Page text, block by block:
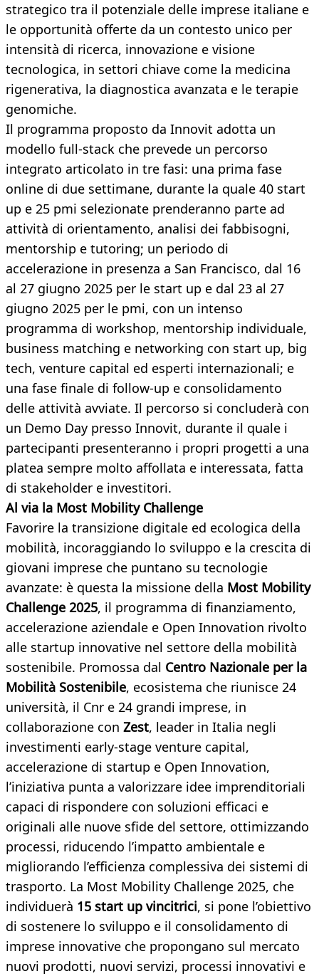
strategico tra il potenziale delle imprese italiane e
le opportunità offerte da un contesto unico per
intensità di ricerca, innovazione e visione
tecnologica, in settori chiave come la medicina
rigenerativa, la diagnostica avanzata e le terapie
genomiche.
Il programma proposto da Innovit adotta un
modello full-stack che prevede un percorso
integrato articolato in tre fasi: una prima fase
online di due settimane, durante la quale 40 start
up e 25 pmi selezionate prenderanno parte ad
attività di orientamento, analisi dei fabbisogni,
mentorship e tutoring; un periodo di
accelerazione in presenza a San Francisco, dal 16
al 27 giugno 2025 per le start up e dal 23 al 27
giugno 2025 per le pmi, con un intenso
programma di workshop, mentorship individuale,
business matching e networking con start up, big
tech, venture capital ed esperti internazionali; e
una fase finale di follow-up e consolidamento
delle attività avviate. Il percorso si concluderà con
un Demo Day presso Innovit, durante il quale i
partecipanti presenteranno i propri progetti a una
platea sempre molto affollata e interessata, fatta
di stakeholder e investitori.
Al via la Most Mobility Challenge
Favorire la transizione digitale ed ecologica della
mobilità, incoraggiando lo sviluppo e la crescita di
giovani imprese che puntano su tecnologie
avanzate: è questa la missione della Most Mobility
Challenge 2025, il programma di finanziamento,
accelerazione aziendale e Open Innovation rivolto
alle startup innovative nel settore della mobilità
sostenibile. Promossa dal Centro Nazionale per la
Mobilità Sostenibile, ecosistema che riunisce 24
università, il Cnr e 24 grandi imprese, in
collaborazione con Zest, leader in Italia negli
investimenti early-stage venture capital,
accelerazione di startup e Open Innovation,
l’iniziativa punta a valorizzare idee imprenditoriali
capaci di rispondere con soluzioni efficaci e
originali alle nuove sfide del settore, ottimizzando
processi, riducendo l’impatto ambientale e
migliorando l’efficienza complessiva dei sistemi di
trasporto. La Most Mobility Challenge 2025, che
individuerà 15 start up vincitrici, si pone l’obiettivo
di sostenere lo sviluppo e il consolidamento di
imprese innovative che propongano sul mercato
nuovi prodotti, nuovi servizi, processi innovativi e